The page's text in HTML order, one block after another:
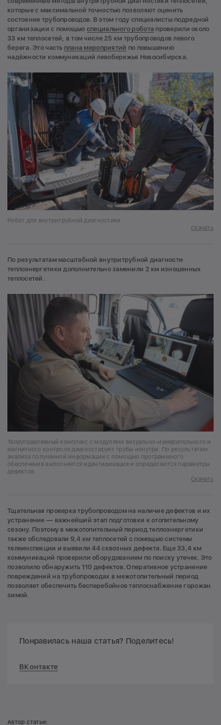
которые с максимальной точностью позволяют оценить
состояние трубопроводов. В этом году специалисты подрядной
организации с помощью специального робота проверили около
33 км теплосетей, в том числе 25 км трубопроводов левого
берега. Это часть плана мероприятий по повышению
надёжности коммуникаций левобережья Новосибирска.
Робот для внутритрубной диагностики
Скачать
По результатам масштабной внутритрубной диагности
теплоэнергетики дополнительно заменили 2 км изношенных
теплосетей.
Телеуправляемый комплекс с модулями визуально-измерительного и
магнитного контроля диагностирует трубы изнутри. По результатам
анализа полученной информации с помощью программного
обеспечения выполняется идентификация и определяются параметры
дефектов
Скачать
Тщательная проверка трубопроводом на наличие дефектов и их
устранение — важнейший этап подготовки к отопительному
сезону. Поэтому в межотопительный период теплоэнергетики
также обследовали 9,4 км теплосетей с помощью системы
телеинспекции и выявили 44 сквозных дефекта. Еще 33,4 км
коммуникаций проверили оборудованием по поиску утечек. Это
позволило обнаружить 110 дефектов. Оперативное устранение
повреждений на трубопроводах в межотопительный период
позволяет обеспечить бесперебойное теплоснабжение горожан
зимой.
Понравилась наша статья? Поделитесь!
ВКонтакте
Автор статьи: